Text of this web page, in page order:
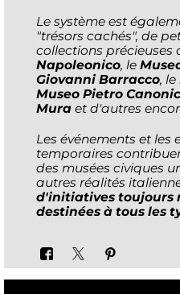
Le système est
"trésors cachés", de
collections précieuses
Napoleonico, le
Giovanni Barracco, le
Museo Pietro
Mura et d'autres
Les événements et les
temporaires
des musées civiques
autres réalités
d'initiatives toujours
destinées à tous les